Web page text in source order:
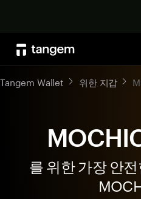
Tangem Wallet 위한 지갑
를 위한 가장 안